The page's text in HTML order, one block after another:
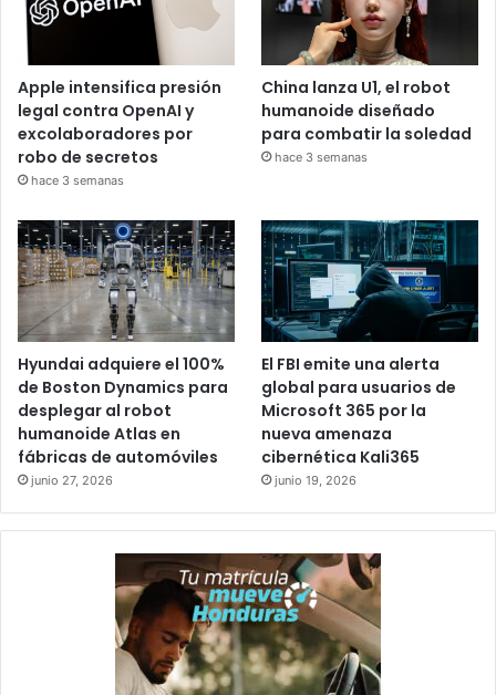
Apple intensifica presión
legal contra OpenAI y
excolaboradores por
robo de secretos
hace 3 semanas
China lanza U1, el robot
humanoide diseñado
para combatir la soledad
hace 3 semanas
Hyundai adquiere el 100%
de Boston Dynamics para
desplegar al robot
humanoide Atlas en
fábricas de automóviles
junio 27, 2026
El FBI emite una alerta
global para usuarios de
Microsoft 365 por la
nueva amenaza
cibernética Kali365
junio 19, 2026